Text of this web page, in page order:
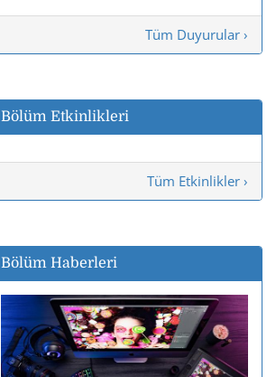
Tüm Duyurular ›
Bölüm Etkinlikleri
Tüm Etkinlikler ›
Bölüm Haberleri